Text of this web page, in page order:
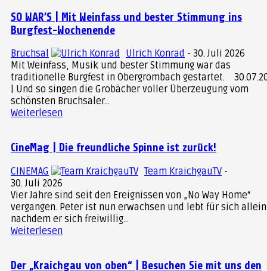
SO WAR’S | Mit Weinfass und bester Stimmung ins
Burgfest-Wochenende
Bruchsal Ulrich Konrad - 30. Juli 2026
Mit Weinfass, Musik und bester Stimmung war das
traditionelle Burgfest in Obergrombach gestartet. 30.07.2026
| Und so singen die Grobächer voller Überzeugung vom
schönsten Bruchsaler...
Weiterlesen
CineMag | Die freundliche Spinne ist zurück!
CINEMAG Team KraichgauTV -
30. Juli 2026
Vier Jahre sind seit den Ereignissen von „No Way Home“
vergangen. Peter ist nun erwachsen und lebt für sich
nachdem er sich freiwillig...
Weiterlesen
Der „Kraichgau von oben“ | Besuchen Sie mit uns den